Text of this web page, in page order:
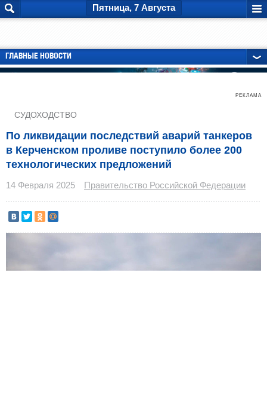
Пятница, 7 Августа
ГЛАВНЫЕ НОВОСТИ
РЕКЛАМА
СУДОХОДСТВО
По ликвидации последствий аварий танкеров
в Керченском проливе поступило более 200
технологических предложений
14 Февраля 2025 Правительство Российской Федерации